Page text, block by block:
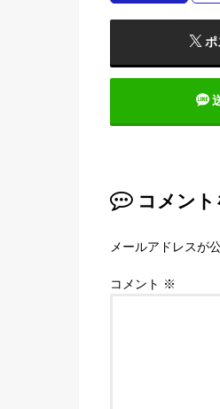
ポ
コメン
メールアドレスが
コメント ※